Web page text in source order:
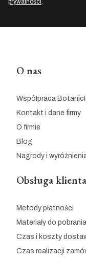
prywatności.
Linki w stopce
O nas
Współpraca
Kontakt i dane firmy
O firmie
Blog
Nagrody i
Obsługa klienta
Metody płatności
Materiały do pobrania
Czas i koszty
Czas realizacji